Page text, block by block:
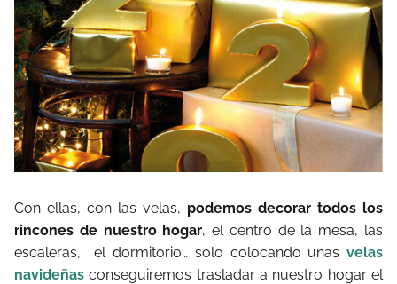
Con ellas, con las velas, podemos decorar todos los
rincones de nuestro hogar, el centro de la mesa, las
escaleras, el dormitorio… solo colocando unas velas
navideñas conseguiremos trasladar a nuestro hogar el